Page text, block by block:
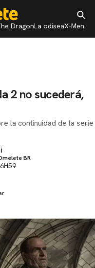
DragonLa odiseaX-Men 97
2 no sucederá,
la continuidad de la serie
BR